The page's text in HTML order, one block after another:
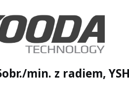
min. z radiem,